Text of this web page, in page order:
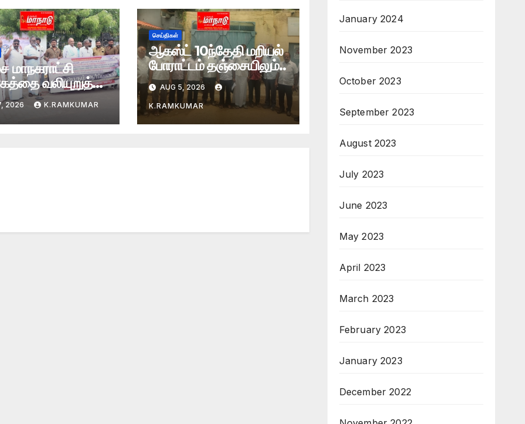
வலியுறுத்தி
2026 K.RAMKUMAR
செய்திகள்
ஆகஸ்ட் 10ந்தேதி மறியல்
போராட்டம் தஞ்சையிலும்..
AUG 5, 2026
K.RAMKUMAR
January 2024
November 2023
October 2023
September 2023
August 2023
July 2023
June 2023
May 2023
April 2023
March 2023
February 2023
January 2023
December 2022